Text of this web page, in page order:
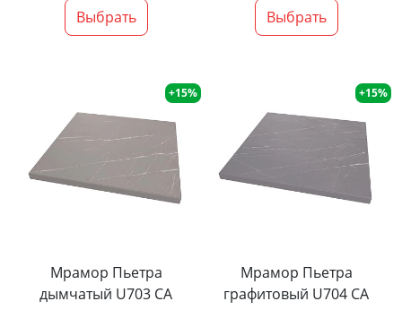
Выбрать Выбрать
+15%
Мрамор Пьетра
дымчатый U703 CA
+15%
Мрамор Пьетра
графитовый U704 CA